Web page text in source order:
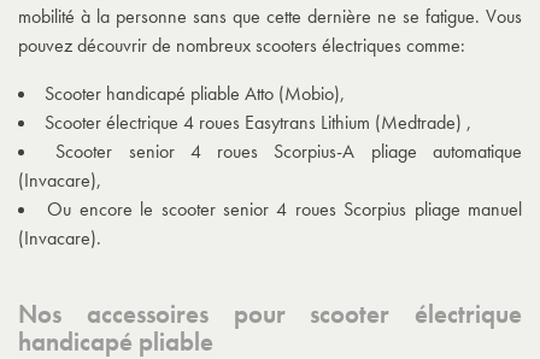
mobilité à la personne sans que cette dernière ne se fatigue. Vous
pouvez découvrir de nombreux scooters électriques comme:
Scooter handicapé pliable Atto (Mobio),
Scooter électrique 4 roues Easytrans Lithium (Medtrade) ,
Scooter senior 4 roues Scorpius-A pliage automatique
(Invacare),
Ou encore le scooter senior 4 roues Scorpius pliage manuel
(Invacare).
Nos accessoires pour scooter électrique
handicapé pliable